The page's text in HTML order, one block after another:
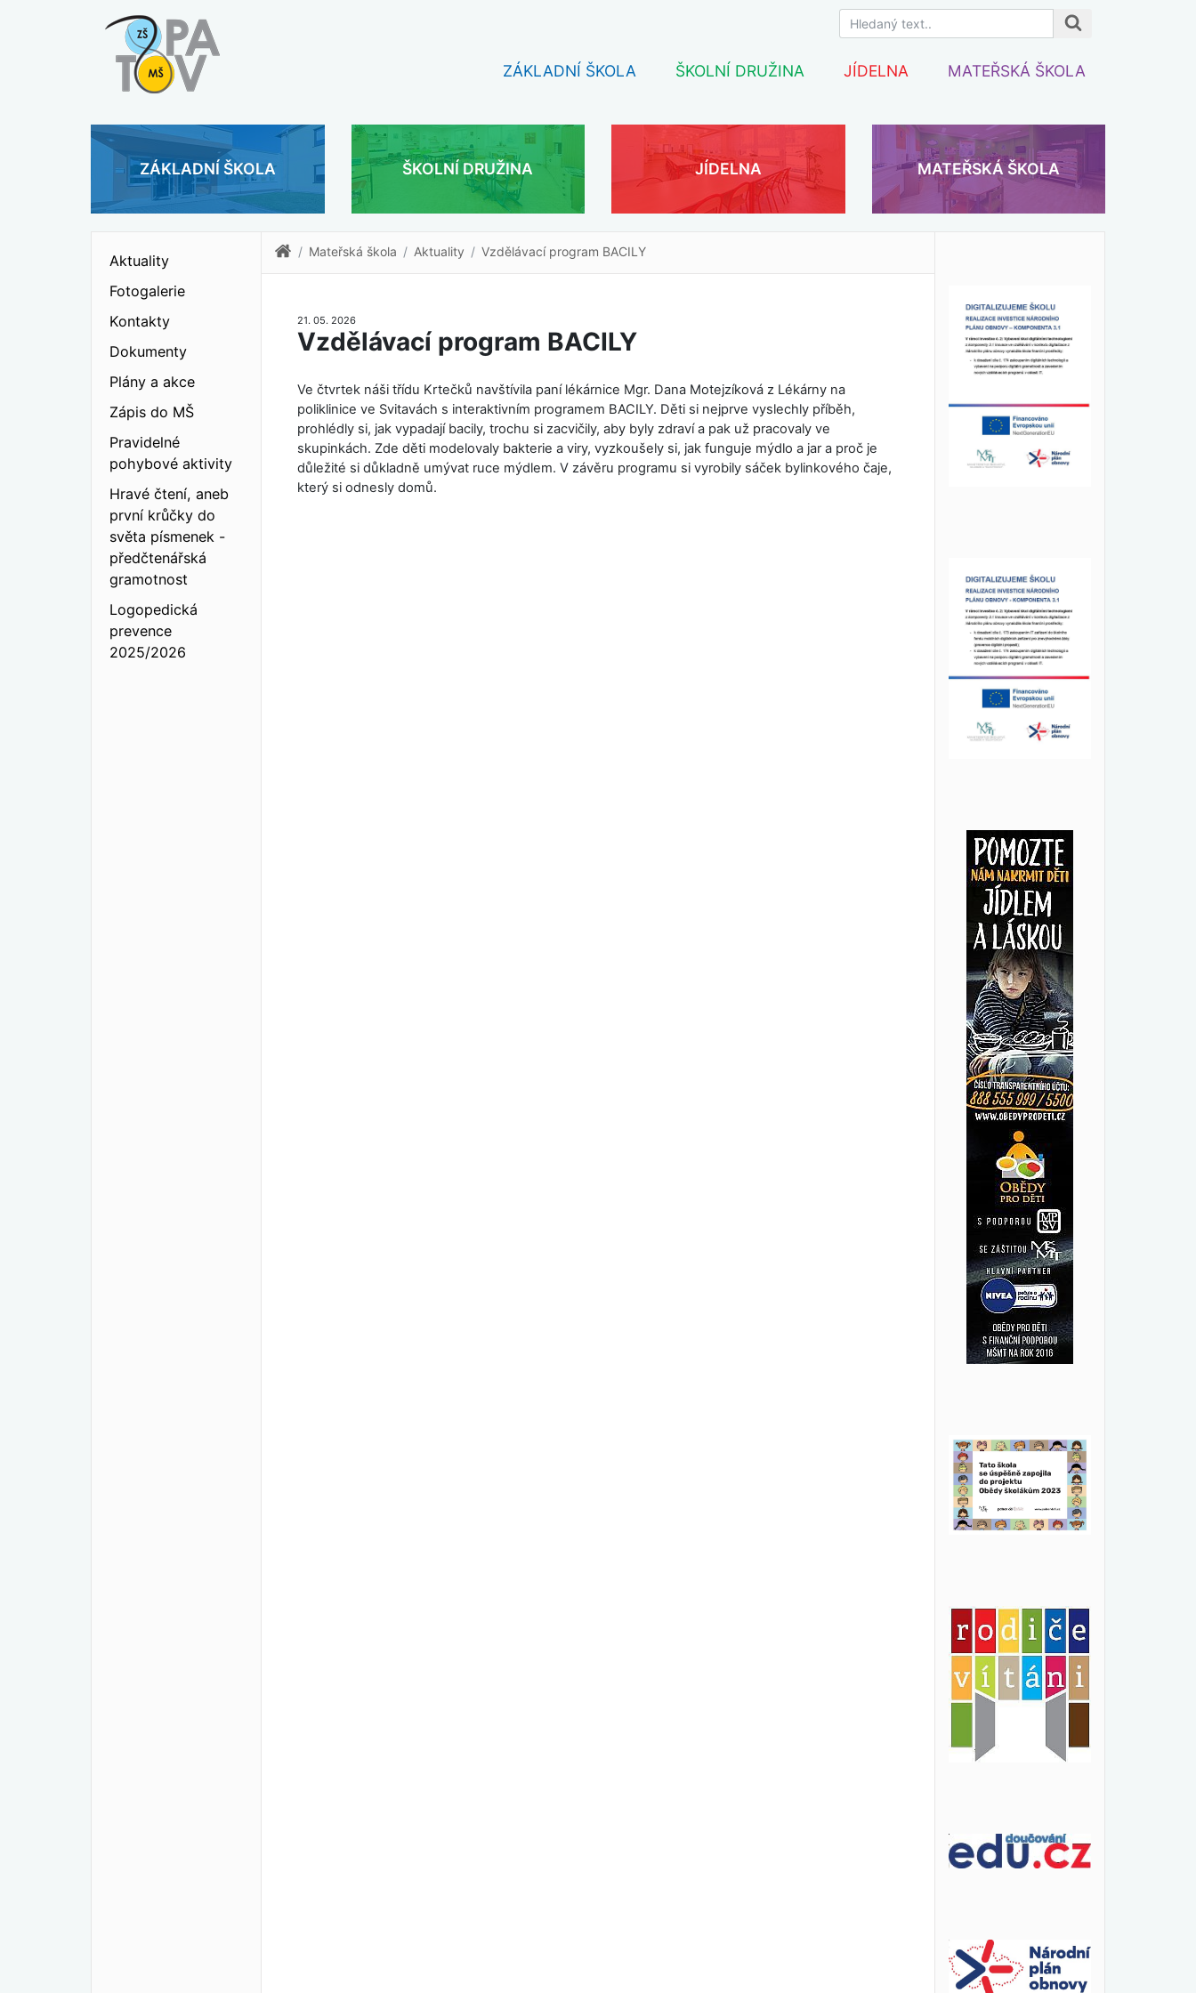
ZÁKLADNÍ ŠKOLA ŠKOLNÍ DRUŽINA JÍDELNA MATEŘSKÁ ŠKOLA
ZÁKLADNÍ ŠKOLA ŠKOLNÍ DRUŽINA JÍDELNA MATEŘSKÁ ŠKOLA
Aktuality
Fotogalerie
Kontakty
Dokumenty
Plány a akce
Zápis do MŠ
Pravidelné
pohybové aktivity
Hravé čtení, aneb
první krůčky do
světa písmenek -
předčtenářská
gramotnost
Logopedická
prevence
2025/2026
Mateřská škola Aktuality Vzdělávací program BACILY
21. 05. 2026
Vzdělávací program BACILY
Ve čtvrtek náši třídu Krtečků navštívila paní lékárnice Mgr. Dana Motejzíková z Lékárny na
poliklinice ve Svitavách s interaktivním programem BACILY. Děti si nejprve vyslechly příběh,
prohlédly si, jak vypadají bacily, trochu si zacvičily, aby byly zdraví a pak už pracovaly ve
skupinkách. Zde děti modelovaly bakterie a viry, vyzkoušely si, jak funguje mýdlo a jar a proč je
důležité si důkladně umývat ruce mýdlem. V závěru programu si vyrobily sáček bylinkového čaje,
který si odnesly domů.